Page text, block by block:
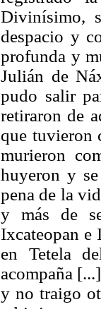
Divinísimo,
despacio y
profunda y
Julián de
pudo salir
retiraron de
que tuvieron
murieron
huyeron y
pena de la
y más de
Ixcateopan e
en Tetela
acompaña
y no traigo